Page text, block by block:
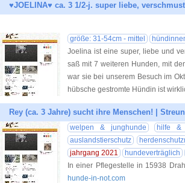
♥JOELINA♥ ca. 3 1/2-j. super liebe,
größe: 31-54cm - mittel
Joelina ist eine super, liebe und
saß mit 7 weiteren Hunden, mit
war sie bei unserem Besuch im
hübsche gestromte Hündin ist
Rey (ca. 3 Jahre) sucht ihre Menschen! |
welpen & junghunde hilfe &
auslandstierschutz
jahrgang 2021
hundeverträglich
In einer Pflegestelle in 15938
hunde-in-not.com